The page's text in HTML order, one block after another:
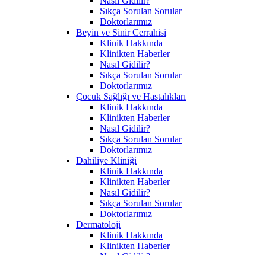
Sıkça Sorulan Sorular
Doktorlarımız
Beyin ve Sinir Cerrahisi
Klinik Hakkında
Klinikten Haberler
Nasıl Gidilir?
Sıkça Sorulan Sorular
Doktorlarımız
Çocuk Sağlığı ve Hastalıkları
Klinik Hakkında
Klinikten Haberler
Nasıl Gidilir?
Sıkça Sorulan Sorular
Doktorlarımız
Dahiliye Kliniği
Klinik Hakkında
Klinikten Haberler
Nasıl Gidilir?
Sıkça Sorulan Sorular
Doktorlarımız
Dermatoloji
Klinik Hakkında
Klinikten Haberler